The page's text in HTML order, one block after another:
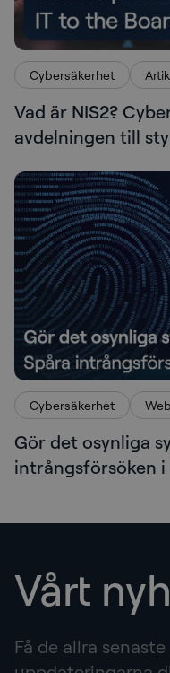
Cybersäkerhet
Vad är NIS2?
avdelningen till
Cybersäkerhet
Gör det osynliga
intrångsförsöken i
Vårt
Få de allra